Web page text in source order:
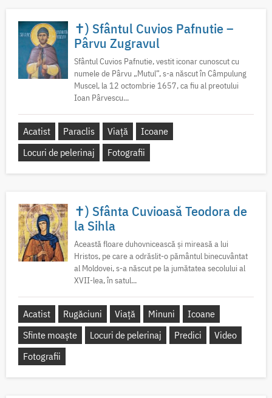
✝) Sfântul Cuvios Pafnutie –
Pârvu Zugravul
Sfântul Cuvios Pafnutie, vestit iconar cunoscut cu
numele de Pârvu „Mutul”, s-a născut în Câmpulung
Muscel, la 12 octombrie 1657, ca fiu al preotului
Ioan Pârvescu...
Acatist Paraclis Viață
Icoane
Locuri de pelerinaj
Fotografii
✝) Sfânta Cuvioasă Teodora de
la Sihla
Această floare duhovnicească și mireasă a lui
Hristos, pe care a odrăslit-o pământul binecuvântat
al Moldovei, s-a născut pe la jumătatea secolului al
XVII-lea, în satul...
Acatist Rugăciuni Viață Minuni
Icoane
Sfinte moaște
Locuri de pelerinaj Predici
Video
Fotografii